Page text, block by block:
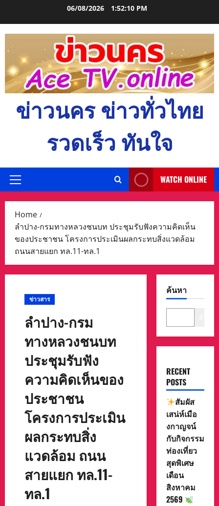
06/08/2026 1:52:11 PM
ข่าวนคร ข่าวทั่วไทย
รวดเร็ว ทันใจ
Primary
WATCH ONLINE
Home
ลำปาง-กรมทางหลวงชนบท ประชุมรับฟังความคิดเห็น
ของประชาชน โครงการประเมินผลกระทบสิ่งแวดล้อม
ถนนสายแยก ทล.11-ทล.1
ข่าวสาร
ลำปาง-กรม
ทางหลวงชนบท
ประชุมรับฟัง
ความคิดเห็นของ
ประชาชน
โครงการประเมิน
ผลกระทบสิ่ง
แวดล้อม ถนน
สายแยก ทล.11-
ทล.1
ค้นหา
RECENT
POSTS
สัมผัส
เสน่ห์เมือ
งกาญจน์
กับกิจกรรม
ท่องเที่ยว
สุดพิเศษ
เดือน
สิงหาคม
2569